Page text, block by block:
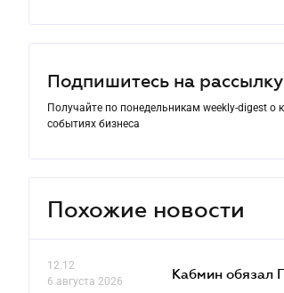
Подпишитесь на рассылку
Получайте по понедельникам weekly-digest о
событиях бизнеса
Похожие новости
12.12
6 августа 2026
Кабмин обязал